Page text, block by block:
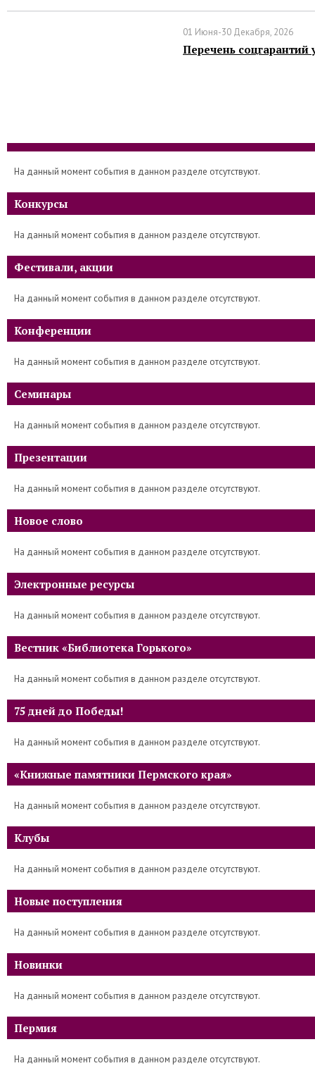
01 Июня-30 Декабря, 2026
Перечень соцгарантий
На данный момент события в данном разделе отсутствуют.
Конкурсы
На данный момент события в данном разделе отсутствуют.
Фестивали, акции
На данный момент события в данном разделе отсутствуют.
Конференции
На данный момент события в данном разделе отсутствуют.
Семинары
На данный момент события в данном разделе отсутствуют.
Презентации
На данный момент события в данном разделе отсутствуют.
Новое слово
На данный момент события в данном разделе отсутствуют.
Электронные ресурсы
На данный момент события в данном разделе отсутствуют.
Вестник «Библиотека Горького»
На данный момент события в данном разделе отсутствуют.
75 дней до Победы!
На данный момент события в данном разделе отсутствуют.
«Книжные памятники Пермского края»
На данный момент события в данном разделе отсутствуют.
Клубы
На данный момент события в данном разделе отсутствуют.
Новые поступления
На данный момент события в данном разделе отсутствуют.
Новинки
На данный момент события в данном разделе отсутствуют.
Пермия
На данный момент события в данном разделе отсутствуют.